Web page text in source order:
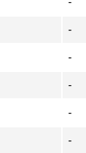
-
-
-
-
-